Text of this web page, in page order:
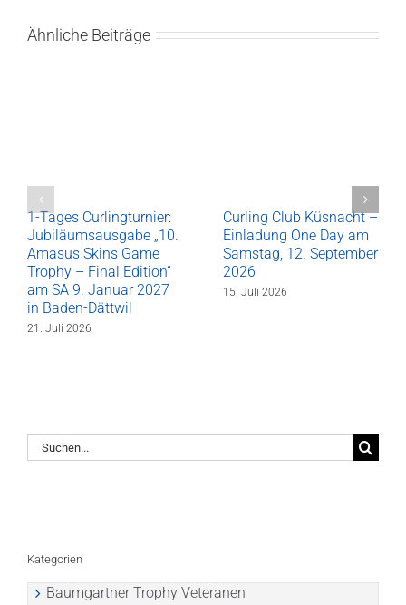
Ähnliche Beiträge
1-Tages Curlingturnier:
Jubiläumsausgabe „10.
Amasus Skins Game
Trophy – Final Edition“
am SA 9. Januar 2027
in Baden-Dättwil
21. Juli 2026
Curling Club Küsnacht –
Einladung One Day am
Samstag, 12. September
2026
15. Juli 2026
Suche
nach:
Kategorien
Baumgartner Trophy Veteranen